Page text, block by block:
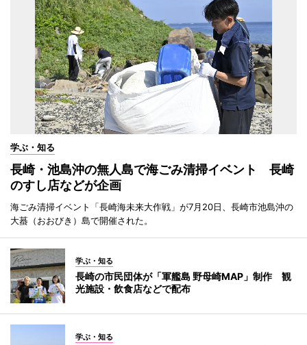
学ぶ・知る
長崎・池島沖の無人島で海ごみ清掃イベント 長崎
のすし店などが企画
海ごみ清掃イベント「長崎海未来大作戦」が7月20日、長崎市池島沖の
大蟇（おおびき）島で開催された。
学ぶ・知る
長崎の市民団体が「軍艦島 野母崎MAP」制作 観
光施設・飲食店などで配布
学ぶ・知る